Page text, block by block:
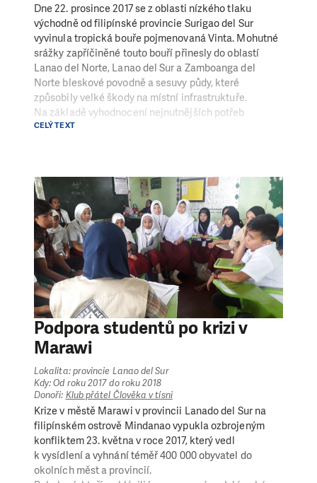
Dne 22. prosince 2017 se z oblasti nízkého tlaku
východně od filipínské provincie Surigao del Sur
vyvinula tropická bouře pojmenovaná Vinta. Mohutné
srážky zapříčiněné touto bouří přinesly do oblastí
Lanao del Norte, Lanao del Sur a Zamboanga del
Norte bleskové povodně a sesuvy půdy, které
způsobily velké škody na místní infrastruktuře.
Na základě vyhodnocení nejnutnějších potřeb
identifikoval tým Člověka v tísni jako prioritu
Vzhledem k tomu, že řada farmářů a drobných
prodejců přišla zcela o zdroje obživy, rozhodli jsme se
podpořit také pracovní příležitosti v nejvíce
postižených oblastech. Místní obyvatelé díky tomu
mohli generovat zisk z pomocných prací (odklízení
suti, čistění veřejných budov) a zajistit si tak příjem,
který pokryje jejich výdaje na jídlo či náklady spojené
se školní docházkou dětí. Do projektu byli prioritně
zapojeni rodiče samoživitelé a ženy vedoucí
samostatně domácnost bez podpory partnera.
CELÝ TEXT
Podpora studentů po krizi v
Marawi
Lokalita: provincie Lanao del Sur
Kdy: Od roku 2017 do roku 2018
Donoři: Klub přátel Člověka v tísni
Krize v městě Marawi v provincii Lanado del Sur na
filipínském ostrově Mindanao vypukla ozbrojeným
konfliktem 23. května v roce 2017, který vedl
k vysídlení a vyhnání téměř 400 000 obyvatel do
okolních měst a provincií.